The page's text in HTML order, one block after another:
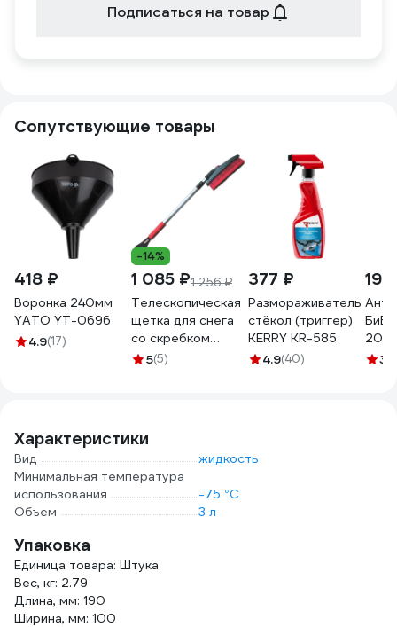
Подписаться на товар
Сопутствующие товары
418 ₽
Воронка 240мм
YATO YT-0696
4.9(17)
-14%
1 085 ₽1 256 ₽
Телескопическая
щетка для снега
со скребком
Zipower PM2161
5(5)
377 ₽
Размораживатель
стёкол (триггер)
KERRY KR-585
4.9(40)
200
3.7
Характеристики
Вид
жидкость
Минимальная температура
использования
-75 °С
Объем
3 л
Упаковка
Единица товара: Штука
Вес, кг: 2.79
Длина, мм: 190
Ширина, мм: 100